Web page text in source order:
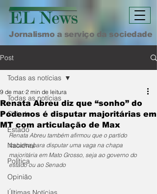
Jornalismo a serviço da sociedade
Post
Todas as notícias
Cidade
Estado
Nacional
Política
Opinião
Todas as notícias
Renata Abreu diz que “sonho” do
Podemos é disputar majoritárias em
MT com articulação de Max
9 de mar. 2 min de leitura
Renata Abreu também afirmou que o partido
trabalha para disputar uma vaga na chapa
majoritária em Mato Grosso, seja ao governo do
estado ou ao Senado